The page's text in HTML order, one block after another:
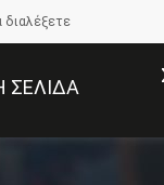
διαλέξετε
ΣΕΛΊΔΑ